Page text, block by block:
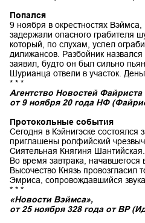
Попался
9 ноября в окрестностях Вэймса,
задержали опасного грабителя
который, по слухам, успел
дилижансов. Разбойник
заявил, будто он был сильно
Шурианца отвели в участок.
* * *
Агентство Новостей Файриста
от 9 ноября 20 года НФ
Протокольные события
Сегодня в Кэйнигэске состоялся
приглашены ролфийский
Сиятельная Княгиня
Во время завтрака, начавшегося
Высочество Князь провозгласил
Эмриса, сопровождавшийся
* * *
«Новости Вэймса»,
от 25 ноября 328 года от ВР